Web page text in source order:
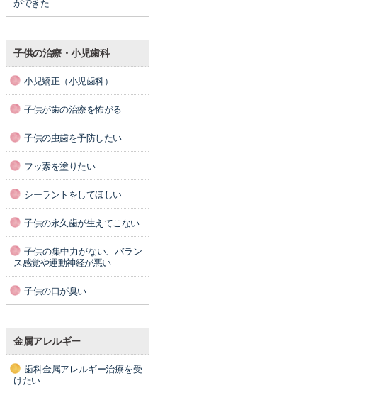
ができた
子供の治療・小児歯科
小児矯正（小児歯科）
子供が歯の治療を怖がる
子供の虫歯を予防したい
フッ素を塗りたい
シーラントをしてほしい
子供の永久歯が生えてこない
子供の集中力がない、バラン
ス感覚や運動神経が悪い
子供の口が臭い
金属アレルギー
歯科金属アレルギー治療を受
けたい